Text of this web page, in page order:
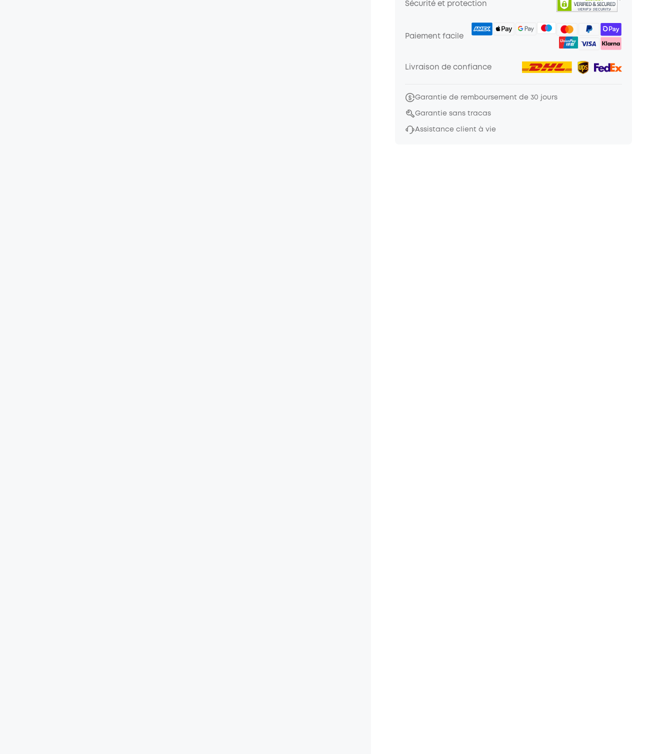
Sécurité et protection
Paiement facile
Livraison de confiance
Garantie de remboursement de 30 jours
Garantie sans tracas
Assistance client à vie